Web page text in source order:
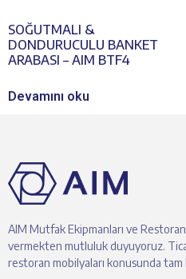
SOĞUTMALI &
DONDURUCULU BANKET
ARABASI – AIM BTF4
Devamını oku
AIM Mutfak Ekipmanları ve
vermekten mutluluk duyuyoruz.
restoran mobilyaları konusunda tam